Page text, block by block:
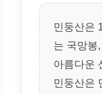
민둥산은
는 국망봉
아름다운
민둥산은